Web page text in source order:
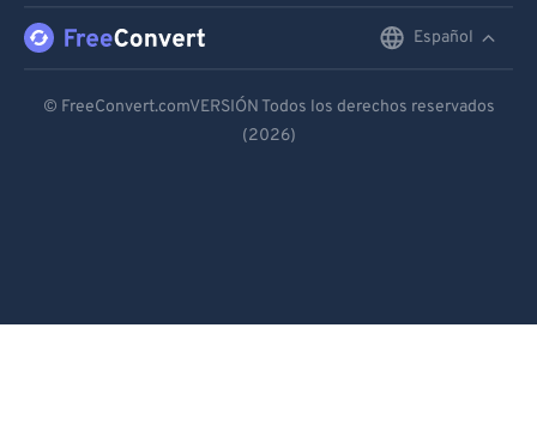
Español
Español
© FreeConvert.comVERSIÓN Todos los derechos reservados
(2026)